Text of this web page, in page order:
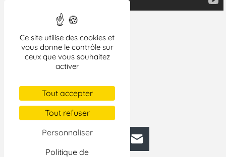
Ce site utilise des cookies et
vous donne le contrôle sur
ceux que vous souhaitez
activer
Tout accepter
Tout refuser
Personnaliser
Politique de
Facebook
BlueskyMastodonLinkedIn